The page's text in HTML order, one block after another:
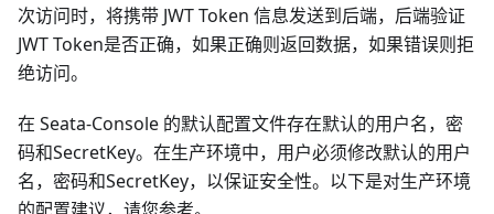
次访问时，将携带 JWT Token 信息发送到后端，后端验证
JWT Token是否正确，如果正确则返回数据，如果错误则拒
绝访问。
在 Seata-Console 的默认配置文件存在默认的用户名，密
码和SecretKey。在生产环境中，用户必须修改默认的用户
名，密码和SecretKey，以保证安全性。以下是对生产环境